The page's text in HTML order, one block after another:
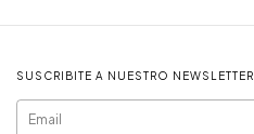
SUSCRIBITE A NUESTRO NEWSLETTER